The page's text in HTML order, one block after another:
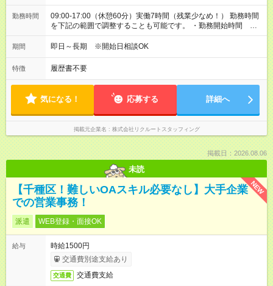
勤務時間
09:00-17:00（休憩60分）実働7時間（残業少なめ！） 勤務時間
を下記の範囲で調整することも可能です。 ・勤務開始時間
08:30～09:00 ・勤務終了時間 17:00～17:30 ・実働 07:00～
08:00
期間 即日～長期 ※開始日相談OK
特徴 履歴書不要
気になる！ 応募する 詳細へ
掲載元企業名 株式会社リクルートスタッフィング
掲載日：2026.08.06
未読
NEW
【千種区！難しいOAスキル必要なし】大手企業
での営業事務！
派遣 WEB登録・面接OK
給与
時給1500円
交通費別途支給あり
交通費 交通費支給